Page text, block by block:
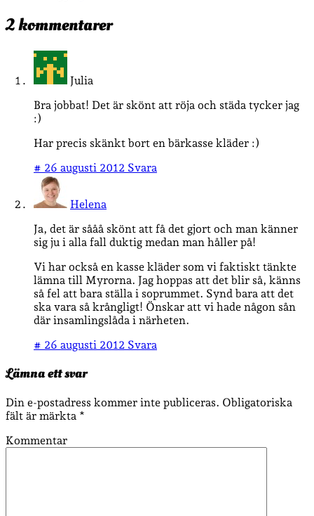
2 kommentarer
Julia
Bra jobbat! Det är skönt att röja och städa tycker jag
:)
Har precis skänkt bort en bärkasse kläder :)
# 26 augusti 2012 Svara
Helena
Ja, det är sååå skönt att få det gjort och man känner
sig ju i alla fall duktig medan man håller på!
Vi har också en kasse kläder som vi faktiskt tänkte
lämna till Myrorna. Jag hoppas att det blir så, känns
så fel att bara ställa i soprummet. Synd bara att det
ska vara så krångligt! Önskar att vi hade någon sån
där insamlingslåda i närheten.
# 26 augusti 2012 Svara
Lämna ett svar
Din e-postadress kommer inte publiceras. Obligatoriska
fält är märkta *
Kommentar